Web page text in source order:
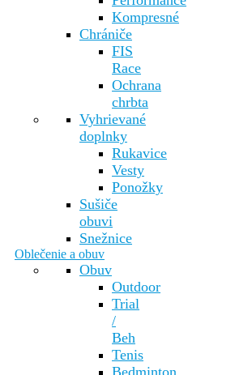
Kompresné
Chrániče
FIS
Race
Ochrana
chrbta
Vyhrievané
doplnky
Rukavice
Vesty
Ponožky
Sušiče
obuvi
Snežnice
Oblečenie a obuv
Obuv
Outdoor
Trial
/
Beh
Tenis
Bedminton